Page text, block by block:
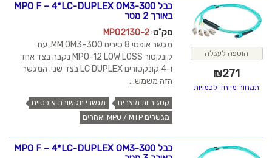
הוספה לעגלה
₪271
תמחור מיוחד לכמויות
כבל MPO F – 4*LC-DUPLEX OM3-300
באורך 2 מטר
מק"ט:
MPO2130-2
מגשר אופטי 8 סיבים MM OM3-300, עם
קונקטור MPO-12 LOW LOSS נקבה בצד אחד
ו-4 קונקטורים LC DUPLEX בצד שני. המגשר
הזה משמש...
קטגוריות מוצרים
מגשרי תקשורת אופטיים
מגשרים MPO / MTP ואחרים
כבל MPO F – 4*LC-DUPLEX OM3-300